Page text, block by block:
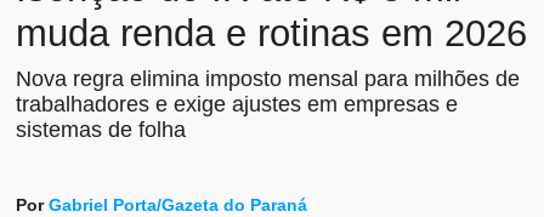
muda renda e rotinas em 2026
Nova regra elimina imposto mensal para milhões de
trabalhadores e exige ajustes em empresas e
sistemas de folha
PorGabriel Porta/Gazeta do Paraná